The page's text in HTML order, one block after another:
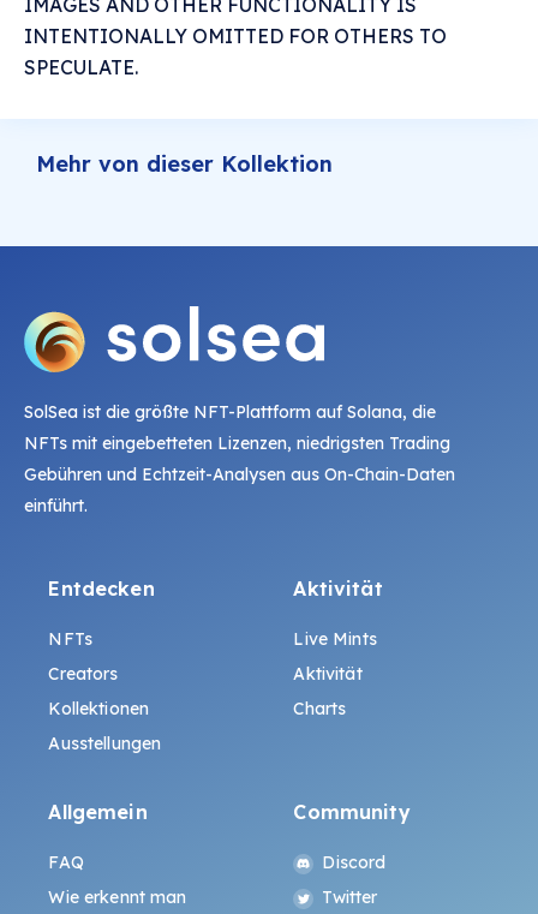
IMAGES AND OTHER FUNCTIONALITY IS
INTENTIONALLY OMITTED FOR OTHERS TO
SPECULATE.
Mehr von dieser Kollektion
SolSea ist die größte NFT-Plattform auf Solana, die
NFTs mit eingebetteten Lizenzen, niedrigsten Trading
Gebühren und Echtzeit-Analysen aus On-Chain-Daten
einführt.
Entdecken
NFTs
Creators
Kollektionen
Ausstellungen
Aktivität
Live Mints
Aktivität
Charts
Allgemein
FAQ
Wie erkennt man
Community
Discord
Twitter